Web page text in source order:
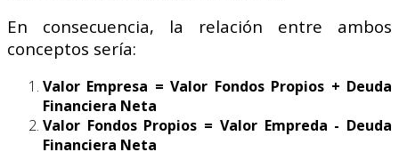
En consecuencia, la relación entre ambos
conceptos sería:
Valor Empresa = Valor Fondos Propios + Deuda
Financiera Neta
Valor Fondos Propios = Valor Empreda - Deuda
Financiera Neta